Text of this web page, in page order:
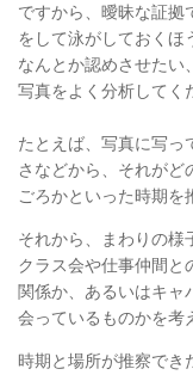
ですから、曖昧な証拠
をして泳がしておくほ
なんとか認めさせたい
写真をよく分析してく
たとえば、写真に写っ
さ などから、 それがど
ごろかといった時期を
それから、まわりの様
クラス会や仕事仲間と
関係か、 あるいはキャ
会っているものかを考
時期と場所が推察でき